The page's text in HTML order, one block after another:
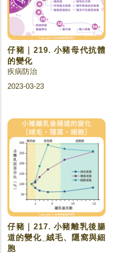
仔豬｜219. 小豬母代抗體
的變化
疾病防治
2023-03-23
仔豬｜217. 小豬離乳後腸
道的變化_絨毛、隱窩與細
胞